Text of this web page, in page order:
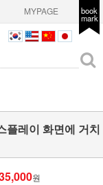
MYPAGE book
mark
플레이 화면에 거치
원